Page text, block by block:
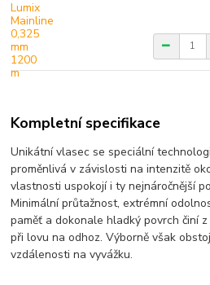
Kompletní specifikace
Unikátní vlasec se speciální
proměnlivá v závislosti na intenzitě
vlastnosti uspokojí i ty nejnáročnější
Minimální průtažnost, extrémní
paměť a dokonale hladký povrch činí
při lovu na odhoz. Výborně však
vzdálenosti na vyvážku.